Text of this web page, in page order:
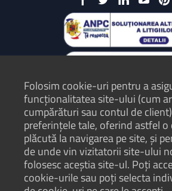
Protecția Consumatorilor -
Termeni și condiții
Politică de
Folosim cookie-uri pentru a
funcționalitatea site-ului (cum
cumpărături sau contul de
preferințele tale, oferind astfel o
plăcută la navigarea pe site, și
de unde vin vizitatorii site-ului
folosesc aceștia site-ul. Poți
cookie-urile sau poți selecta